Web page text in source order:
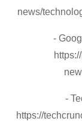
news/
-
-
https://